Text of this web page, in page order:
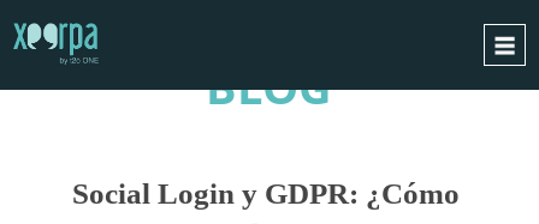
INTEGRACIONES
BLOG
Social Login y GDPR: ¿Cómo